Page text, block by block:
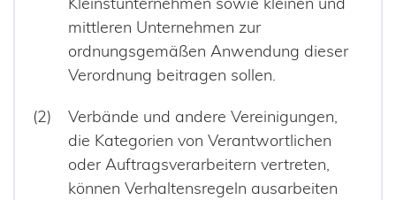
mittleren Unternehmen zur
ordnungsgemäßen Anwendung dieser
Verordnung beitragen sollen.
Verbände und andere Vereinigungen,
die Kategorien von Verantwortlichen
oder Auftragsverarbeitern vertreten,
können Verhaltensregeln ausarbeiten